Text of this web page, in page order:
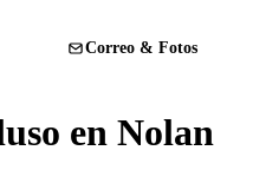
Correo & Fotos
en Nolan